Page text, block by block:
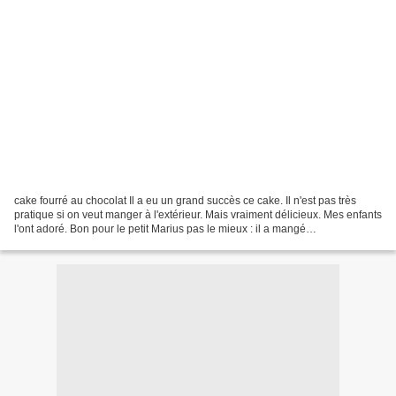
cake fourré au chocolat Il a eu un grand succès ce cake. Il n'est pas très
pratique si on veut manger à l'extérieur. Mais vraiment délicieux. Mes enfants
l'ont adoré. Bon pour le petit Marius pas le mieux : il a mangé